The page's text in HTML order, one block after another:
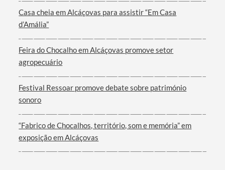
Casa cheia em Alcáçovas para assistir “Em Casa
d’Amália”
Feira do Chocalho em Alcáçovas promove setor
agropecuário
Festival Ressoar promove debate sobre património
sonoro
“Fabrico de Chocalhos, território, som e memória” em
exposição em Alcáçovas